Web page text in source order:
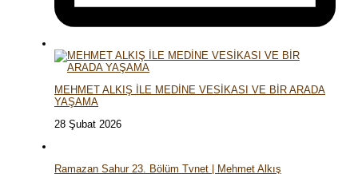
MEHMET ALKIŞ İLE MEDİNE VESİKASI VE BİR ARADA
YAŞAMA
28 Şubat 2026
Ramazan Sahur 23. Bölüm Tvnet | Mehmet Alkış